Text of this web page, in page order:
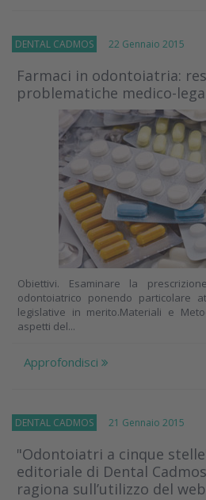
DENTAL CADMOS 22 Gennaio 2015
Farmaci in odontoiatria:
problematiche medico-
Obiettivi. Esaminare la
odontoiatrico ponendo particolare
legislative in merito.Materiali e
aspetti del...
Approfondisci
DENTAL CADMOS 21 Gennaio 2015
"Odontoiatri a cinque
editoriale di Dental
ragiona sull’utilizzo del